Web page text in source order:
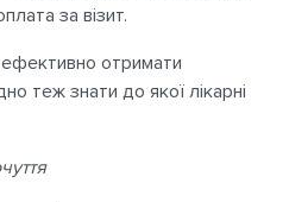
за візит.
отримати
теж знати до якої лікарні